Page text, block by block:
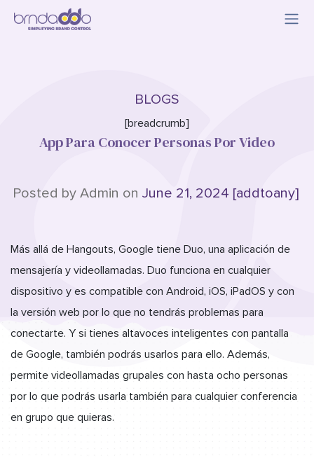
BLOGS
[breadcrumb]
App Para Conocer Personas Por Video
Posted by Admin on June 21, 2024 [addtoany]
Más allá de Hangouts, Google tiene Duo, una aplicación de
mensajería y videollamadas. Duo funciona en cualquier
dispositivo y es compatible con Android, iOS, iPadOS y con
la versión web por lo que no tendrás problemas para
conectarte. Y si tienes altavoces inteligentes con pantalla
de Google, también podrás usarlos para ello. Además,
permite videollamadas grupales con hasta ocho personas
por lo que podrás usarla también para cualquier conferencia
en grupo que quieras.